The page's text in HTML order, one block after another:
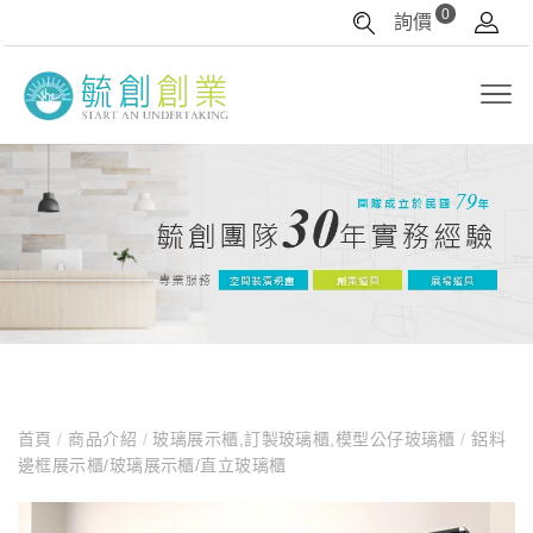
詢價 0
首頁/ 商品介紹 /玻璃展示櫃,訂製玻璃櫃,模型公仔玻璃櫃/ 鋁料
邊框展示櫃/玻璃展示櫃/直立玻璃櫃